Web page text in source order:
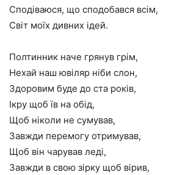
Сподіваюся, що сподобався всім,
Світ моїх дивних ідей.
Полтинник наче грянув грім,
Нехай наш ювіляр ніби слон,
Здоровим буде до ста років,
Ікру щоб їв на обід,
Щоб ніколи не сумував,
Завжди перемогу отримував,
Щоб він чарував леді,
Завжди в свою зірку щоб вірив,